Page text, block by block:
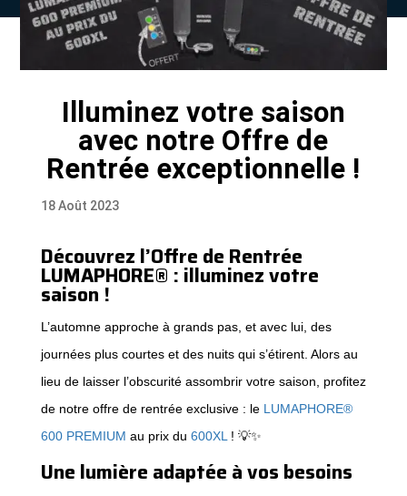
Illuminez votre saison
avec notre Offre de
Rentrée exceptionnelle !
18 Août 2023
Découvrez l’Offre de Rentrée
LUMAPHORE® : illuminez votre
saison !
L’automne approche à grands pas, et avec lui, des
journées plus courtes et des nuits qui s’étirent. Alors au
lieu de laisser l’obscurité assombrir votre saison, profitez
de notre offre de rentrée exclusive : le LUMAPHORE®
600 PREMIUM au prix du 600XL! 💡✨
Une lumière adaptée à vos besoins